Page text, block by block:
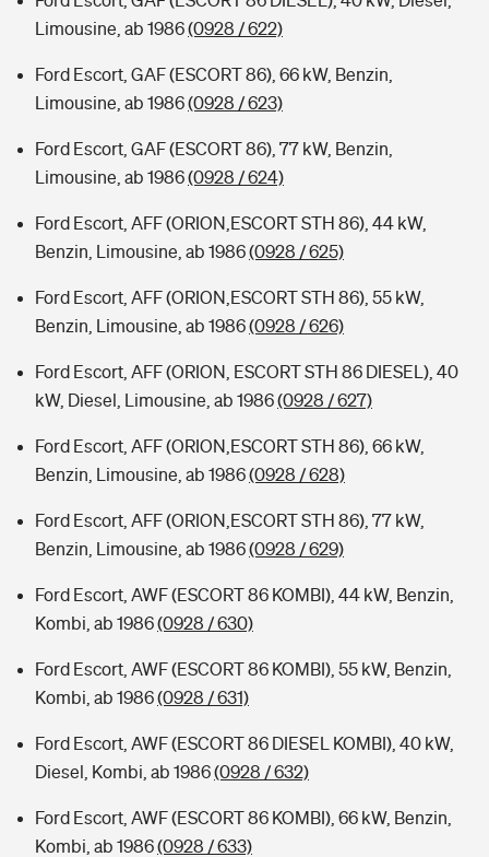
Limousine, ab 1986(0928 / 622)
Ford Escort, GAF (ESCORT 86), 66 kW, Benzin,
Limousine, ab 1986(0928 / 623)
Ford Escort, GAF (ESCORT 86), 77 kW, Benzin,
Limousine, ab 1986(0928 / 624)
Ford Escort, AFF (ORION,ESCORT STH 86), 44 kW,
Benzin, Limousine, ab 1986(0928 / 625)
Ford Escort, AFF (ORION,ESCORT STH 86), 55 kW,
Benzin, Limousine, ab 1986(0928 / 626)
Ford Escort, AFF (ORION, ESCORT STH 86 DIESEL), 40
kW, Diesel, Limousine, ab 1986(0928 / 627)
Ford Escort, AFF (ORION,ESCORT STH 86), 66 kW,
Benzin, Limousine, ab 1986(0928 / 628)
Ford Escort, AFF (ORION,ESCORT STH 86), 77 kW,
Benzin, Limousine, ab 1986(0928 / 629)
Ford Escort, AWF (ESCORT 86 KOMBI), 44 kW, Benzin,
Kombi, ab 1986(0928 / 630)
Ford Escort, AWF (ESCORT 86 KOMBI), 55 kW, Benzin,
Kombi, ab 1986(0928 / 631)
Ford Escort, AWF (ESCORT 86 DIESEL KOMBI), 40 kW,
Diesel, Kombi, ab 1986(0928 / 632)
Ford Escort, AWF (ESCORT 86 KOMBI), 66 kW, Benzin,
Kombi, ab 1986(0928 / 633)